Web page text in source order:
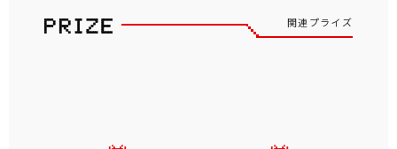
関連プライズ